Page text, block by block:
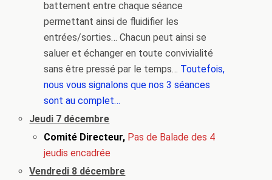
battement entre chaque séance
permettant ainsi de fluidifier les
entrées/sorties… Chacun peut ainsi se
saluer et échanger en toute convivialité
sans être pressé par le temps… Toutefois,
nous vous signalons que nos 3 séances
sont au complet…
Jeudi 7 décembre
Comité Directeur, Pas de Balade des 4
jeudis encadrée
Vendredi 8 décembre